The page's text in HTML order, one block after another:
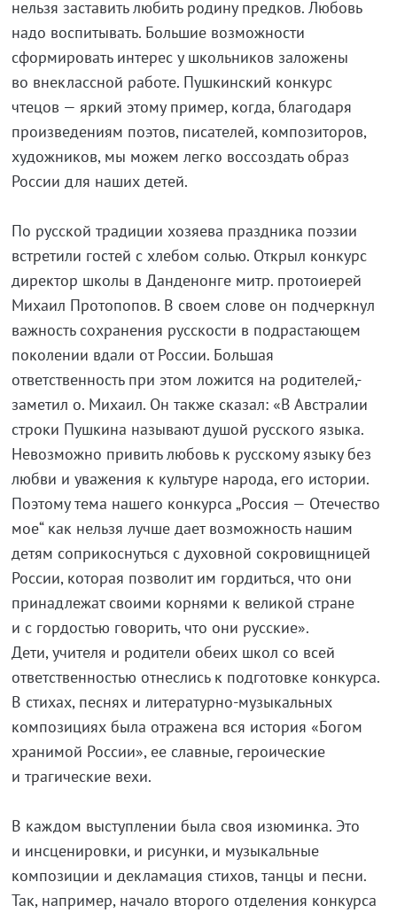
нельзя заставить любить родину предков. Любовь
надо воспитывать. Большие возможности
сформировать интерес у школьников заложены
во внеклассной работе. Пушкинский конкурс
чтецов — яркий этому пример, когда, благодаря
произведениям поэтов, писателей, композиторов,
художников, мы можем легко воссоздать образ
России для наших детей.
По русской традиции хозяева праздника поэзии
встретили гостей с хлебом солью. Открыл конкурс
директор школы в Данденонге митр. протоиерей
Михаил Протопопов. В своем слове он подчеркнул
важность сохранения русскости в подрастающем
поколении вдали от России. Большая
ответственность при этом ложится на родителей,-
заметил о. Михаил. Он также сказал: «В Австралии
строки Пушкина называют душой русского языка.
Невозможно привить любовь к русскому языку без
любви и уважения к культуре народа, его истории.
Поэтому тема нашего конкурса „Россия — Отечество
мое“ как нельзя лучше дает возможность нашим
детям соприкоснуться с духовной сокровищницей
России, которая позволит им гордиться, что они
принадлежат своими корнями к великой стране
и с гордостью говорить, что они русские».
Дети, учителя и родители обеих школ со всей
ответственностью отнеслись к подготовке конкурса.
В стихах, песнях и литературно-музыкальных
композициях была отражена вся история «Богом
хранимой России», ее славные, героические
и трагические вехи.
В каждом выступлении была своя изюминка. Это
и инсценировки, и рисунки, и музыкальные
композиции и декламация стихов, танцы и песни.
Так, например, начало второго отделения конкурса